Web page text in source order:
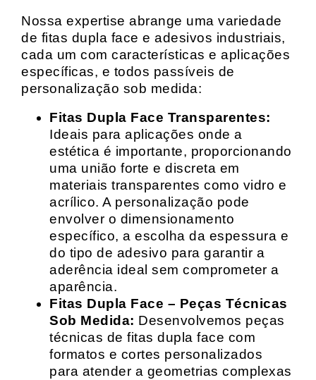
Nossa expertise abrange uma variedade
de fitas dupla face e adesivos industriais,
cada um com características e aplicações
específicas, e todos passíveis de
personalização sob medida:
Fitas Dupla Face Transparentes:
Ideais para aplicações onde a
estética é importante, proporcionando
uma união forte e discreta em
materiais transparentes como vidro e
acrílico. A personalização pode
envolver o dimensionamento
específico, a escolha da espessura e
do tipo de adesivo para garantir a
aderência ideal sem comprometer a
aparência.
Fitas Dupla Face – Peças Técnicas
Sob Medida: Desenvolvemos peças
técnicas de fitas dupla face com
formatos e cortes personalizados
para atender a geometrias complexas